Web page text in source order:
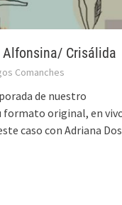
Alfonsina/ Crisálida
Comanches
de nuestro
formato original, en
caso con Adriana Dos